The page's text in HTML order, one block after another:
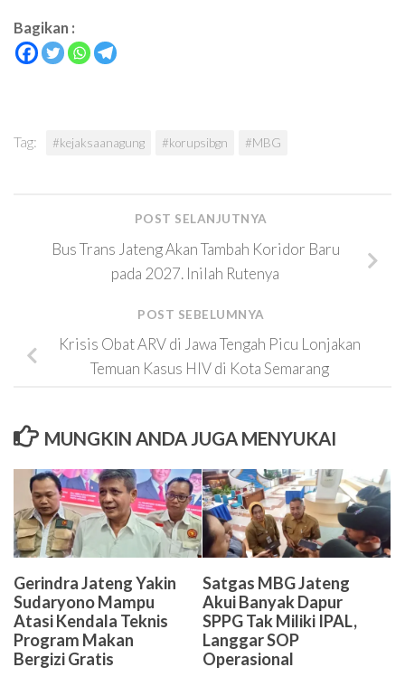
Bagikan :
Tag: #kejaksaanagung #korupsibgn #MBG
POST SELANJUTNYA
Bus Trans Jateng Akan Tambah Koridor Baru
pada 2027. Inilah Rutenya
POST SEBELUMNYA
Krisis Obat ARV di Jawa Tengah Picu Lonjakan
Temuan Kasus HIV di Kota Semarang
MUNGKIN ANDA JUGA MENYUKAI
Gerindra Jateng Yakin
Sudaryono Mampu
Atasi Kendala Teknis
Program Makan
Bergizi Gratis
Satgas MBG Jateng
Akui Banyak Dapur
SPPG Tak Miliki IPAL,
Langgar SOP
Operasional